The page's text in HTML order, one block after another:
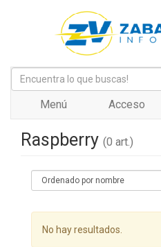
Menú Acceso
Raspberry (0 art.)
No hay resultados.